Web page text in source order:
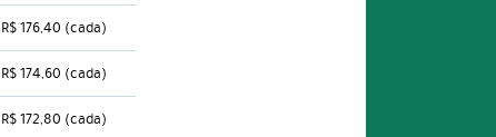
R$ 176,40 (cada)
R$ 174,60 (cada)
R$ 172,80 (cada)